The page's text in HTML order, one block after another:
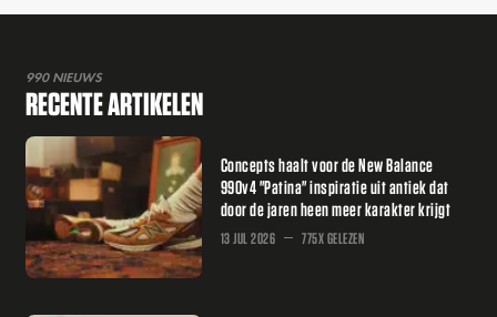
990 NIEUWS
RECENTE ARTIKELEN
Concepts haalt voor de New Balance
990v4 "Patina" inspiratie uit antiek dat
door de jaren heen meer karakter krijgt
13 JUL 2026 775X GELEZEN